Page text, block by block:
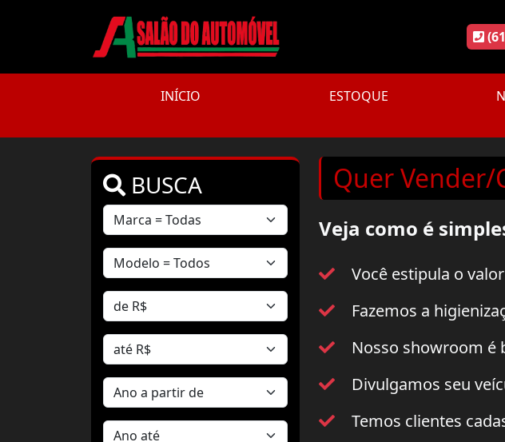
INÍCIO ESTOQUE
BUSCA Quer Vender/
Veja como é
Você estipula o
Fazemos a
Nosso showroom é
Divulgamos seu
Temos clientes